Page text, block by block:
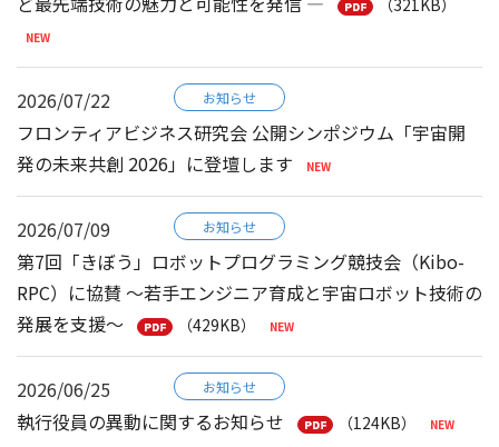
（321KB）
2026/07/22 お知らせ
フロンティアビジネス研究会 公開シンポジウム「宇宙開
発の未来共創 2026」に登壇します
2026/07/09 お知らせ
第7回「きぼう」ロボットプログラミング競技会（Kibo-
RPC）に協賛 ～若手エンジニア育成と宇宙ロボット技術の
発展を支援～
（429KB）
2026/06/25 お知らせ
執行役員の異動に関するお知らせ （124KB）